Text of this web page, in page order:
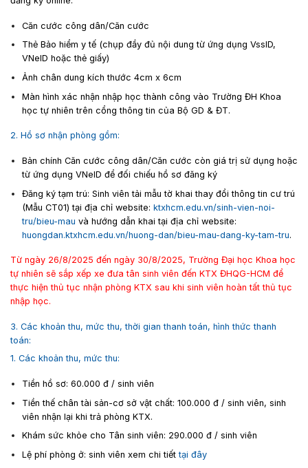
Căn cước công dân/Căn cước
Thẻ Bảo hiểm y tế (chụp đầy đủ nội dung từ ứng dụng VssID,
VNeID hoặc thẻ giấy)
Ảnh chân dung kích thước 4cm x 6cm
Màn hình xác nhận nhập học thành công vào Trường ĐH Khoa
học tự nhiên trên cổng thông tin của Bộ GD & ĐT.
2. Hồ sơ nhận phòng gồm:
Bản chính Căn cước công dân/Căn cước còn giá trị sử dụng hoặc
từ ứng dụng VNeID để đối chiếu hồ sơ đăng ký
Đăng ký tạm trú: Sinh viên tải mẫu tờ khai thay đổi thông tin cư trú
(Mẫu CT01) tại địa chỉ website: ktxhcm.edu.vn/sinh-vien-noi-
tru/bieu-mau và hướng dẫn khai tại địa chỉ website:
huongdan.ktxhcm.edu.vn/huong-dan/bieu-mau-dang-ky-tam-tru.
Từ ngày 26/8/2025 đến ngày 30/8/2025, Trường Đại học Khoa học
tự nhiên sẽ sắp xếp xe đưa tân sinh viên đến KTX ĐHQG-HCM để
thực hiện thủ tục nhận phòng KTX sau khi sinh viên hoàn tất thủ tục
nhập học.
3. Các khoản thu, mức thu, thời gian thanh toán, hình thức thanh
toán:
1. Các khoản thu, mức thu:
Tiền hồ sơ: 60.000 đ / sinh viên
Tiền thế chân tài sản-cơ sở vật chất: 100.000 đ / sinh viên, sinh
viên nhận lại khi trả phòng KTX.
Khám sức khỏe cho Tân sinh viên: 290.000 đ / sinh viên
Lệ phí phòng ở: sinh viên xem chi tiếttại đây